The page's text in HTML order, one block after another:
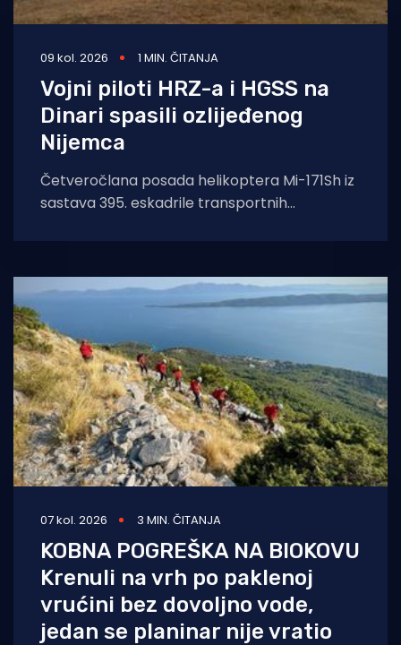
Tradicija i kultura
09 kol. 2026 1 MIN. ČITANJA
Vojni piloti HRZ-a i HGSS na
Dinari spasili ozlijeđenog
Nijemca
Četveročlana posada helikoptera Mi-171Sh iz
sastava 395. eskadrile transportnih
zrakoplovstva poletjela je u subotu,
07 kol. 2026 3 MIN. ČITANJA
KOBNA POGREŠKA NA BIOKOVU
Krenuli na vrh po paklenoj
vrućini bez dovoljno vode,
jedan se planinar nije vratio